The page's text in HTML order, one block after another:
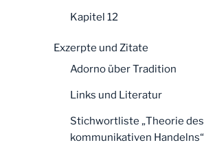
Kapitel 12
Exzerpte und Zitate
Adorno über Tradition
Links und Literatur
Stichwortliste „Theorie des
kommunikativen Handelns“